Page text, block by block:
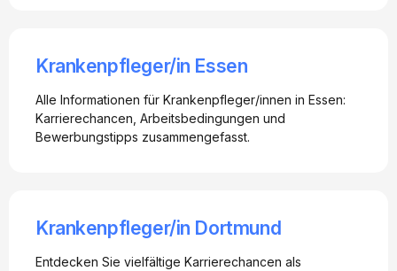
Krankenpfleger/in Essen
Alle Informationen für Krankenpfleger/innen in Essen:
Karrierechancen, Arbeitsbedingungen und
Bewerbungstipps zusammengefasst.
Krankenpfleger/in Dortmund
Entdecken Sie vielfältige Karrierechancen als